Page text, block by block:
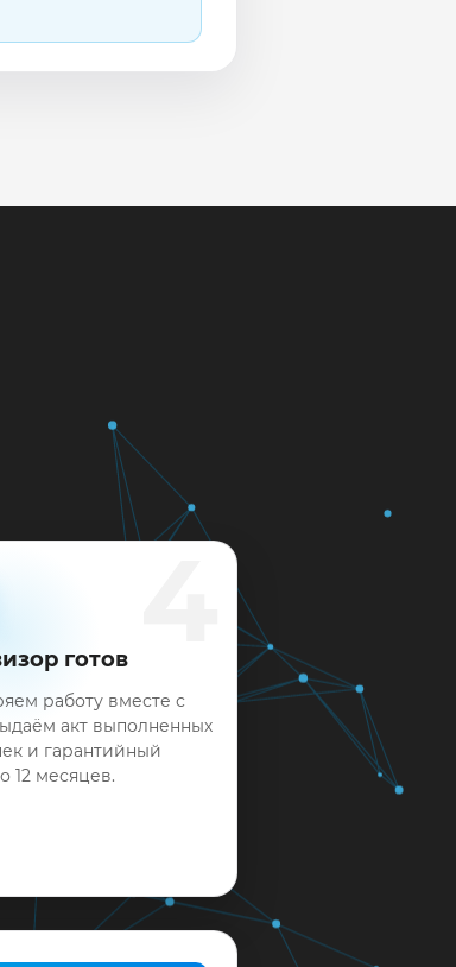
по сроку и
готов
работу вместе с
акт выполненных
и гарантийный
12 месяцев.